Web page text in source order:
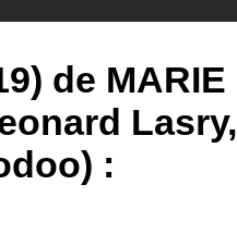
de MARIE
Lasry,
: